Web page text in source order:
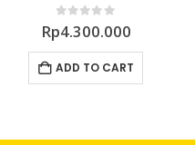
out of 5
Rp4.300.000
ADD TO CART